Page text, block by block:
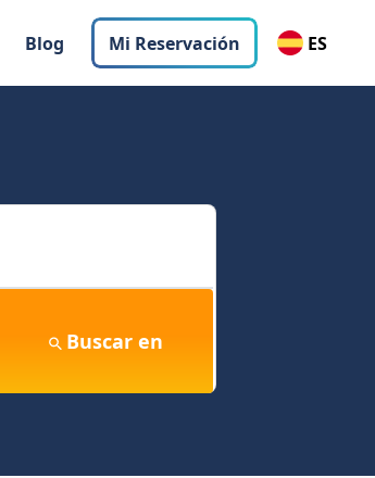
Blog Mi Reservación ES
Buscar en